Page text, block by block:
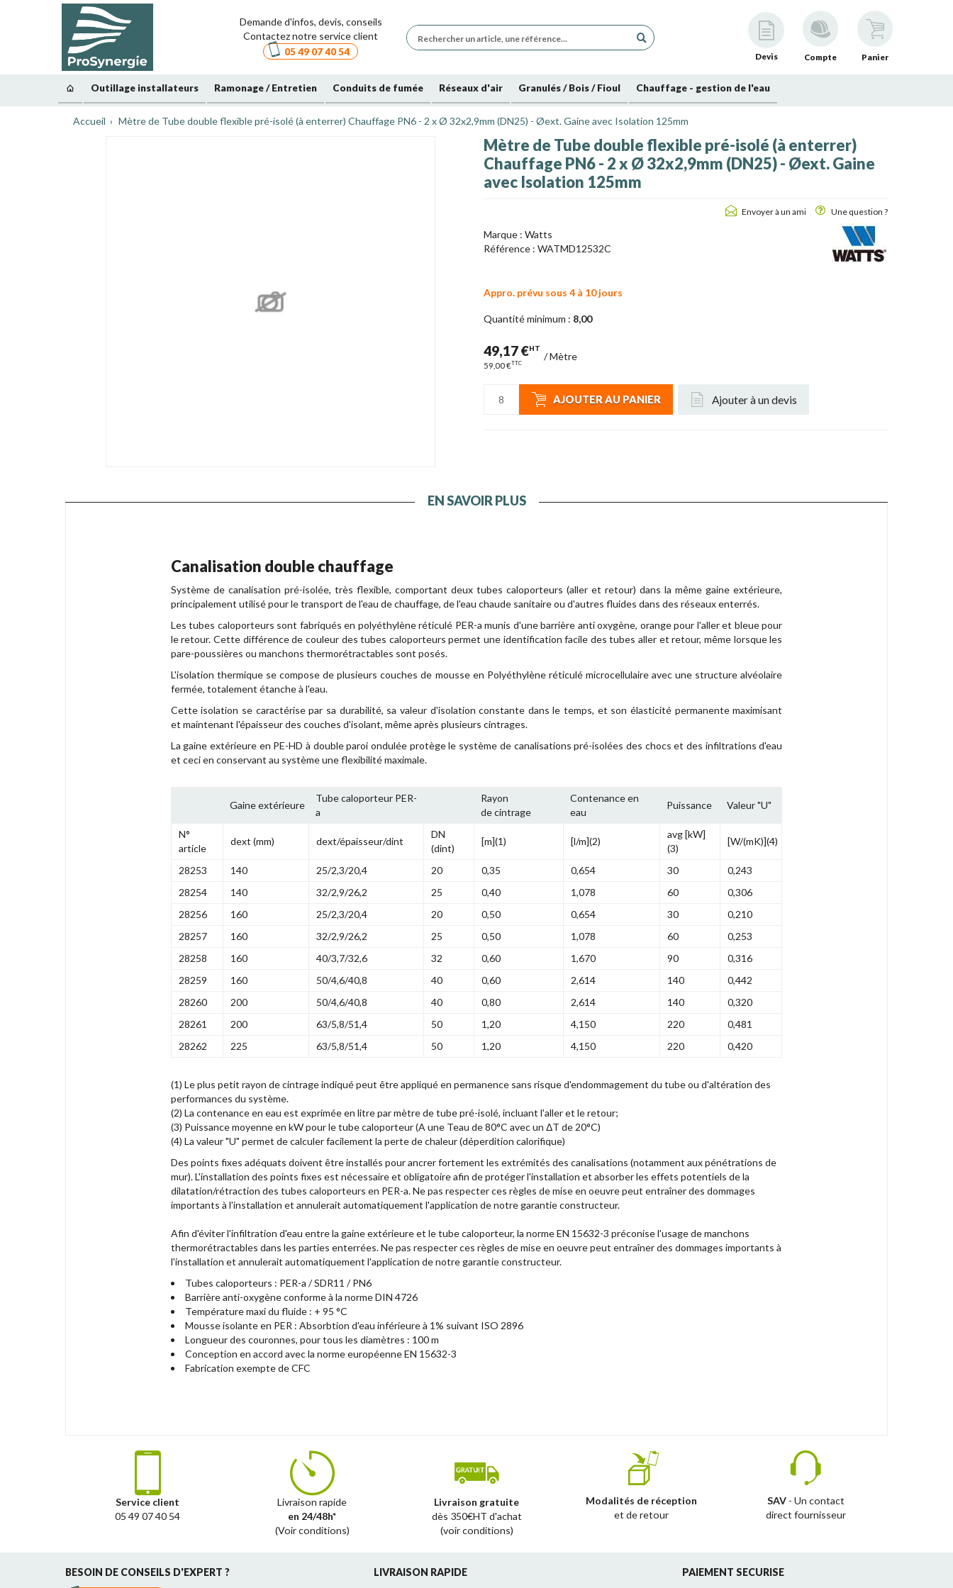
Demande d'infos, devis, conseils
Contactez notre service client
05 49 07 40 54 Devis Compte Panier
Outillage installateurs Ramonage / Entretien Conduits de fumée Réseaux d'air Granulés / Bois / Fioul Chauffage - gestion de l'eau
Accueil Mètre de Tube double flexible pré-isolé (à enterrer) Chauffage PN6 - 2 x Ø 32x2,9mm (DN25) - Øext. Gaine avec Isolation 125mm
Mètre de Tube double flexible pré-isolé (à enterrer)
Chauffage PN6 - 2 x Ø 32x2,9mm (DN25) - Øext. Gaine
avec Isolation 125mm
Envoyer à un ami Une question ?
Marque : Watts
Référence : WATMD12532C
Appro. prévu sous 4 à 10 jours
Quantité minimum : 8,00
49,17 €HT
59,00 €TTC
/Mètre
AJOUTER AU PANIER Ajouter à un devis
EN SAVOIR PLUS
Canalisation double chauffage
Système de canalisation pré-isolée, très flexible, comportant deux tubes caloporteurs (aller et retour) dans la même gaine extérieure,
principalement utilisé pour le transport de l'eau de chauffage, de l'eau chaude sanitaire ou d'autres fluides dans des réseaux enterrés.
Les tubes caloporteurs sont fabriqués en polyéthylène réticulé PER-a munis d'une barrière anti oxygène, orange pour l'aller et bleue pour
le retour. Cette différence de couleur des tubes caloporteurs permet une identification facile des tubes aller et retour, même lorsque les
pare-poussières ou manchons thermorétractables sont posés.
L'isolation thermique se compose de plusieurs couches de mousse en Polyéthylène réticulé microcellulaire avec une structure alvéolaire
fermée, totalement étanche à l'eau.
Cette isolation se caractérise par sa durabilité, sa valeur d'isolation constante dans le temps, et son élasticité permanente maximisant
et maintenant l'épaisseur des couches d'isolant, même après plusieurs cintrages.
La gaine extérieure en PE-HD à double paroi ondulée protège le système de canalisations pré-isolées des chocs et des infiltrations d'eau
et ceci en conservant au système une flexibilité maximale.
Gaine extérieure
Tube caloporteur PER-
a
Rayon
de cintrage
Contenance en
eau
Puissance Valeur "U"
N°
article
dext (mm) dext/épaisseur/dint
DN
(dint)
[m](1) [l/m](2)
avg [kW]
(3)
[W/(mK)](4)
28253 140 25/2,3/20,4 20 0,35 0,654 30
0,243
28254
140 32/2,9/26,2 25 0,40 1,078 60
0,306
28256
160 25/2,3/20,4 20 0,50 0,654 30
0,210
28257
160 32/2,9/26,2 25 0,50 1,078 60
0,253
28258
160 40/3,7/32,6 32 0,60 1,670 90
0,316
28259
160 50/4,6/40,8 40 0,60 2,614 140
0,442
28260
200 50/4,6/40,8 40 0,80 2,614 140
0,320
28261
200 63/5,8/51,4 50 1,20 4,150 220
0,481
28262
225 63/5,8/51,4 50 1,20 4,150 220 0,420
(1) Le plus petit rayon de cintrage indiqué peut être appliqué en permanence sans risque d'endommagement du tube ou d'altération des
performances du système.
(2) La contenance en eau est exprimée en litre par mètre de tube pré-isolé, incluant l'aller et le retour;
(3) Puissance moyenne en kW pour le tube caloporteur (A une Teau de 80°C avec un ΔT de 20°C)
(4) La valeur "U" permet de calculer facilement la perte de chaleur (déperdition calorifique)
Des points fixes adéquats doivent être installés pour ancrer fortement les extrémités des canalisations (notamment aux pénétrations de
mur). L'installation des points fixes est nécessaire et obligatoire afin de protéger l'installation et absorber les effets potentiels de la
dilatation/rétraction des tubes caloporteurs en PER-a. Ne pas respecter ces règles de mise en oeuvre peut entraîner des dommages
importants à l'installation et annulerait automatiquement l'application de notre garantie constructeur.
Afin d'éviter l'infiltration d'eau entre la gaine extérieure et le tube caloporteur, la norme EN 15632-3 préconise l'usage de manchons
thermorétractables dans les parties enterrées. Ne pas respecter ces règles de mise en oeuvre peut entraîner des dommages importants à
l'installation et annulerait automatiquement l'application de notre garantie constructeur.
Tubes caloporteurs : PER-a / SDR11 / PN6
Barrière anti-oxygène conforme à la norme DIN 4726
Température maxi du fluide : + 95 °C
Mousse isolante en PER : Absorbtion d'eau inférieure à 1% suivant ISO 2896
Longueur des couronnes, pour tous les diamètres : 100 m
Conception en accord avec la norme européenne EN 15632-3
Fabrication exempte de CFC
Service client
05 49 07 40 54
Livraison rapide
en 24/48h*
(Voir conditions)
Livraison gratuite
dès 350€HT d'achat
(voir conditions)
Modalités de réception
et de retour
SAV- Un contact
direct fournisseur
BESOIN DE CONSEILS D'EXPERT ? LIVRAISON RAPIDE PAIEMENT SECURISE